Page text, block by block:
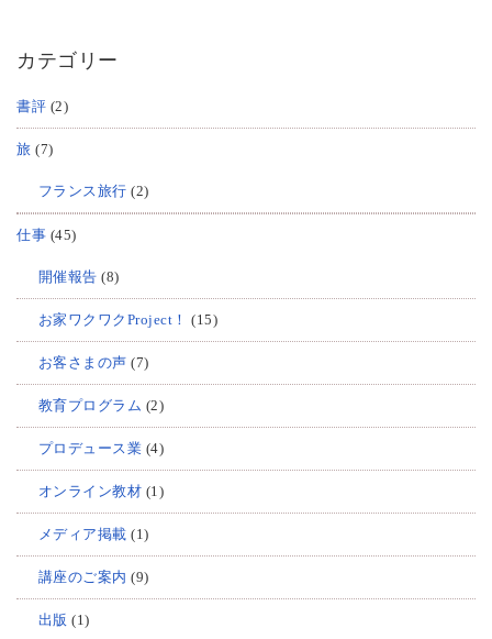
カテゴリー
書評 (2)
旅 (7)
フランス旅行 (2)
仕事 (45)
開催報告 (8)
お家ワクワクProject！ (15)
お客さまの声 (7)
教育プログラム (2)
プロデュース業 (4)
オンライン教材 (1)
メディア掲載 (1)
講座のご案内 (9)
出版 (1)